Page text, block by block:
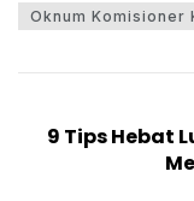
Oknum Komisioner
9 Tips Hebat